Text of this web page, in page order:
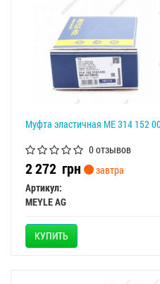
Муфта эластичная ME 314 152
0 отзывов
2 272 грн
завтра
Артикул:
MEYLE AG
КУПИТЬ